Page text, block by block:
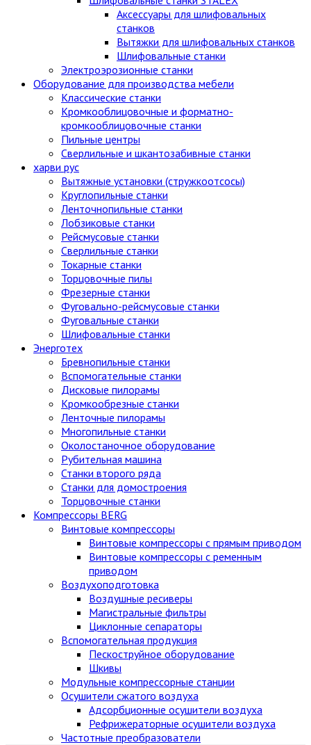
Аксессуары для шлифовальных
станков
Вытяжки для шлифовальных станков
Шлифовальные станки
Электроэрозионные станки
Оборудование для производства мебели
Классические станки
Кромкооблицовочные и форматно-
кромкооблицовочные станки
Пильные центры
Сверлильные и шкантозабивные станки
харви рус
Вытяжные установки (стружкоотсосы)
Круглопильные станки
Ленточнопильные станки
Лобзиковые станки
Рейсмусовые станки
Сверлильные станки
Токарные станки
Торцовочные пилы
Фрезерные станки
Фуговально-рейсмусовые станки
Фуговальные станки
Шлифовальные станки
Энерготех
Бревнопильные станки
Вспомогательные станки
Дисковые пилорамы
Кромкообрезные станки
Ленточные пилорамы
Многопильные станки
Околостаночное оборудование
Рубительная машина
Станки второго ряда
Станки для домостроения
Торцовочные станки
Компрессоры BERG
Винтовые компрессоры
Винтовые компрессоры с прямым приводом
Винтовые компрессоры с ременным
приводом
Воздухоподготовка
Воздушные ресиверы
Магистральные фильтры
Циклонные сепараторы
Вспомогательная продукция
Пескоструйное оборудование
Шкивы
Модульные компрессорные станции
Осушители сжатого воздуха
Адсорбционные осушители воздуха
Рефрижераторные осушители воздуха
Частотные преобразователи